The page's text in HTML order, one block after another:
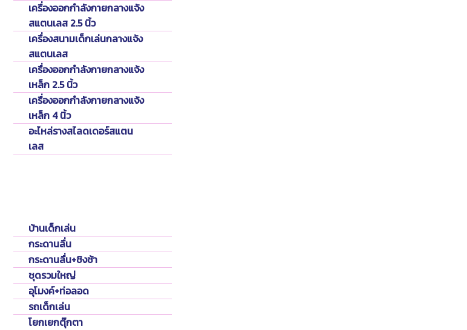
เครื่องออกกำลังกายกลางแจ้ง
สแตนเลส 2.5 นิ้ว
เครื่องสนามเด็กเล่นกลางแจ้ง
สแตนเลส
เครื่องออกกำลังกายกลางแจ้ง
เหล็ก 2.5 นิ้ว
เครื่องออกกำลังกายกลางแจ้ง
เหล็ก 4 นิ้ว
อะไหล่รางสไลดเดอร์สแตน
เลส
บ้านเด็กเล่น
กระดานลื่น
กระดานลื่น+ชิงช้า
ชุดรวมใหญ่
อุโมงค์+ท่อลอด
รถเด็กเล่น
โยกเยกตุ๊กตา